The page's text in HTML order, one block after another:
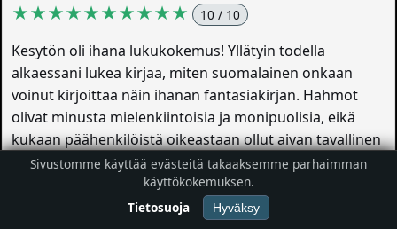
★★★★★★★★★★ 10 / 10
Kesytön oli ihana lukukokemus! Yllätyin todella
alkaessani lukea kirjaa, miten suomalainen onkaan
voinut kirjoittaa näin ihanan fantasiakirjan. Hahmot
olivat minusta mielenkiintoisia ja monipuolisia, eikä
kukaan päähenkilöistä oikeastaan ollut aivan tavallinen
suomalainen nuori. Suosittelen kirjaa lämpimästi
jokaiselle fantasian ja romantiikan ystävälle, vaikka
uskonkin kirjan aiheuttavan ainakin jossain määrin
Sivustomme käyttää evästeitä takaaksemme parhaimman
käyttökokemuksen.
Tietosuoja
Hyväksy